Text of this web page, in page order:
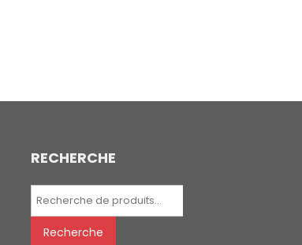
RECHERCHE
Recherche
Recherche